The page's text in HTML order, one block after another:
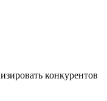
конкурентов